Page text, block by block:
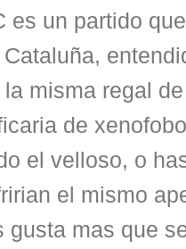
es un partido
misma regal
de
el velloso, o
el mismo
gusta mas que